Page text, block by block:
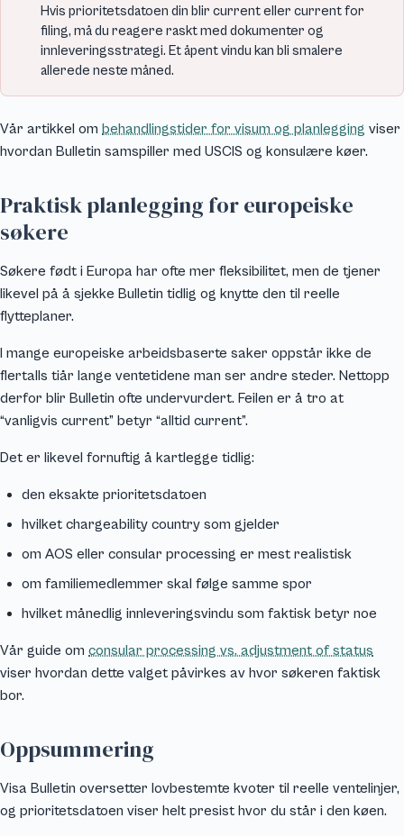
Hvis prioritetsdatoen din blir current eller current for
filing, må du reagere raskt med dokumenter og
innleveringsstrategi. Et åpent vindu kan bli smalere
allerede neste måned.
Vår artikkel om behandlingstider for visum og planlegging viser
hvordan Bulletin samspiller med USCIS og konsulære køer.
Praktisk planlegging for europeiske
søkere
Søkere født i Europa har ofte mer fleksibilitet, men de tjener
likevel på å sjekke Bulletin tidlig og knytte den til reelle
flytteplaner.
I mange europeiske arbeidsbaserte saker oppstår ikke de
flertalls tiår lange ventetidene man ser andre steder. Nettopp
derfor blir Bulletin ofte undervurdert. Feilen er å tro at
“vanligvis current” betyr “alltid current”.
Det er likevel fornuftig å kartlegge tidlig:
den eksakte prioritetsdatoen
hvilket chargeability country som gjelder
om AOS eller consular processing er mest realistisk
om familiemedlemmer skal følge samme spor
hvilket månedlig innleveringsvindu som faktisk betyr noe
Vår guide om consular processing vs. adjustment of status
viser hvordan dette valget påvirkes av hvor søkeren faktisk
bor.
Oppsummering
Visa Bulletin oversetter lovbestemte kvoter til reelle ventelinjer,
og prioritetsdatoen viser helt presist hvor du står i den køen.